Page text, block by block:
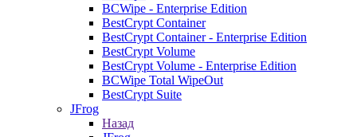
BCWipe - Enterprise Edition
BestCrypt Container
BestCrypt Container - Enterprise Edition
BestCrypt Volume
BestCrypt Volume - Enterprise Edition
BCWipe Total WipeOut
BestCrypt Suite
JFrog
Назад